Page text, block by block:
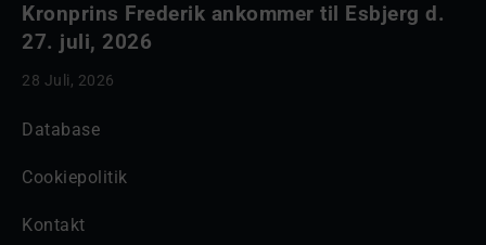
Kronprins Frederik ankommer til Esbjerg d.
27. juli, 2026
28 Juli, 2026
Database
Cookiepolitik
Kontakt